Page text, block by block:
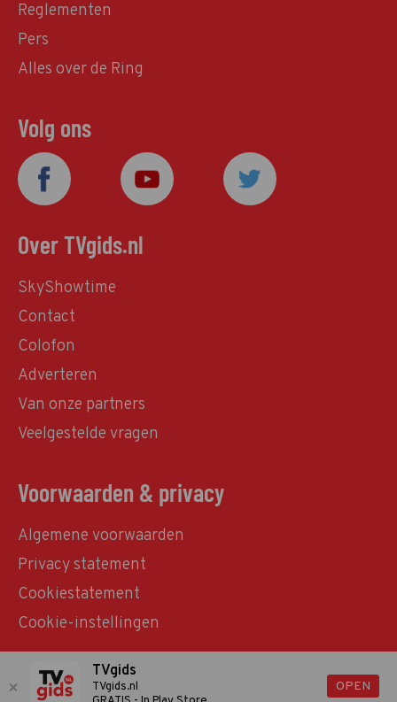
Reglementen
Pers
Alles over de Ring
Volg ons
Over TVgids.nl
SkyShowtime
Contact
Colofon
Adverteren
Van onze partners
Veelgestelde vragen
Voorwaarden & privacy
Algemene voorwaarden
Privacy statement
Cookiestatement
Cookie-instellingen
© TVgids.nl 2026 - All rights reserved. No text and
TVgids
TVgids.nl
OPEN